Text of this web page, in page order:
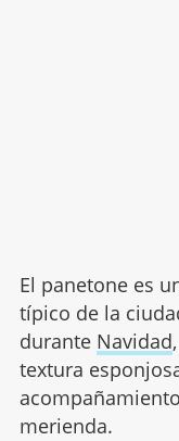
El panetone es
típico de la
durante Navidad
textura
merienda.